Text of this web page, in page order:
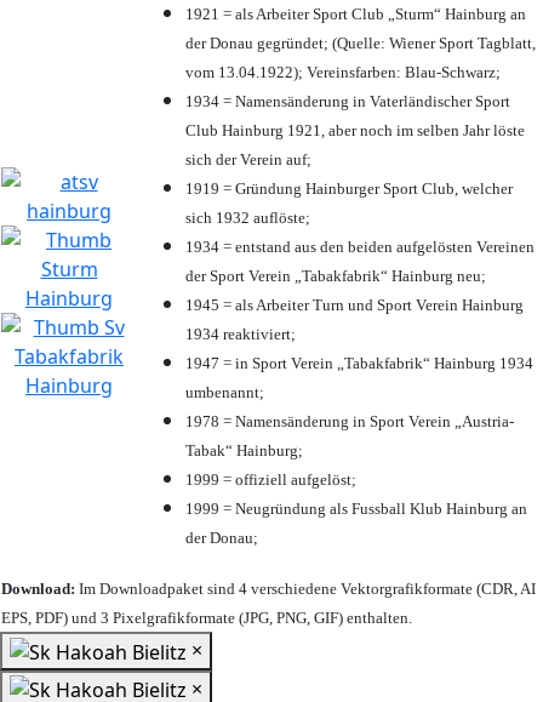
1921 = als Arbeiter Sport Club „Sturm“ Hainburg an
der Donau gegründet; (Quelle: Wiener Sport Tagblatt,
vom 13.04.1922); Vereinsfarben: Blau-Schwarz;
1934 = Namensänderung in Vaterländischer Sport
Club Hainburg 1921, aber noch im selben Jahr löste
sich der Verein auf;
1919 = Gründung Hainburger Sport Club, welcher
sich 1932 auflöste;
1934 = entstand aus den beiden aufgelösten Vereinen
der Sport Verein „Tabakfabrik“ Hainburg neu;
1945 = als Arbeiter Turn und Sport Verein Hainburg
1934 reaktiviert;
1947 = in Sport Verein „Tabakfabrik“ Hainburg 1934
umbenannt;
1978 = Namensänderung in Sport Verein „Austria-
Tabak“ Hainburg;
1999 = offiziell aufgelöst;
1999 = Neugründung als Fussball Klub Hainburg an
der Donau;
Download: Im Downloadpaket sind 4 verschiedene Vektorgrafikformate (CDR, AI
EPS, PDF) und 3 Pixelgrafikformate (JPG, PNG, GIF) enthalten.
×
×